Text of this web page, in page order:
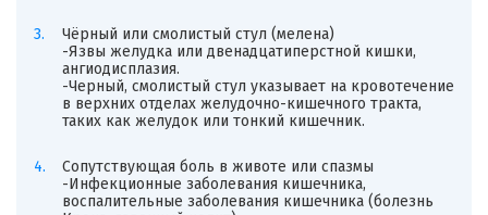
Чёрный или смолистый стул (мелена)
-Язвы желудка или двенадцатиперстной кишки,
ангиодисплазия.
-Черный, смолистый стул указывает на кровотечение
в верхних отделах желудочно-кишечного тракта,
таких как желудок или тонкий кишечник.
Сопутствующая боль в животе или спазмы
-Инфекционные заболевания кишечника,
воспалительные заболевания кишечника (болезнь